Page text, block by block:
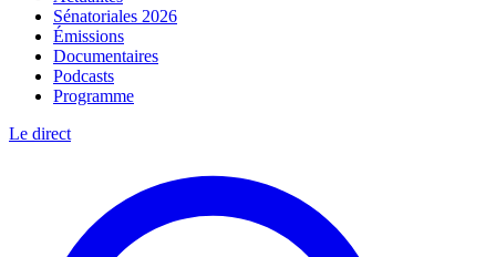
Sénatoriales 2026
Émissions
Documentaires
Podcasts
Programme
Le direct